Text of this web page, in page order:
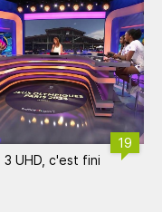
19
3 UHD, c'est fini